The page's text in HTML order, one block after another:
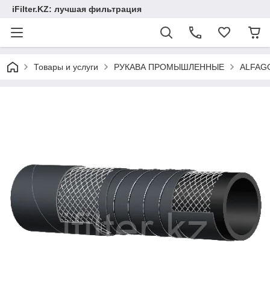
iFilter.KZ: лучшая фильтрация
Товары и услуги РУКАВА ПРОМЫШЛЕННЫЕ